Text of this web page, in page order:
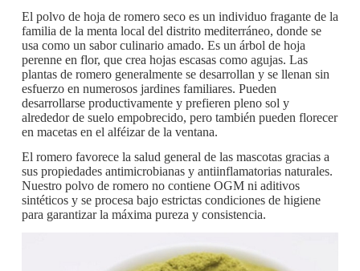
El polvo de hoja de romero seco es un individuo fragante de la
familia de la menta local del distrito mediterráneo, donde se
usa como un sabor culinario amado. Es un árbol de hoja
perenne en flor, que crea hojas escasas como agujas. Las
plantas de romero generalmente se desarrollan y se llenan sin
esfuerzo en numerosos jardines familiares. Pueden
desarrollarse productivamente y prefieren pleno sol y
alrededor de suelo empobrecido, pero también pueden florecer
en macetas en el alféizar de la ventana.
El romero favorece la salud general de las mascotas gracias a
sus propiedades antimicrobianas y antiinflamatorias naturales.
Nuestro polvo de romero no contiene OGM ni aditivos
sintéticos y se procesa bajo estrictas condiciones de higiene
para garantizar la máxima pureza y consistencia.